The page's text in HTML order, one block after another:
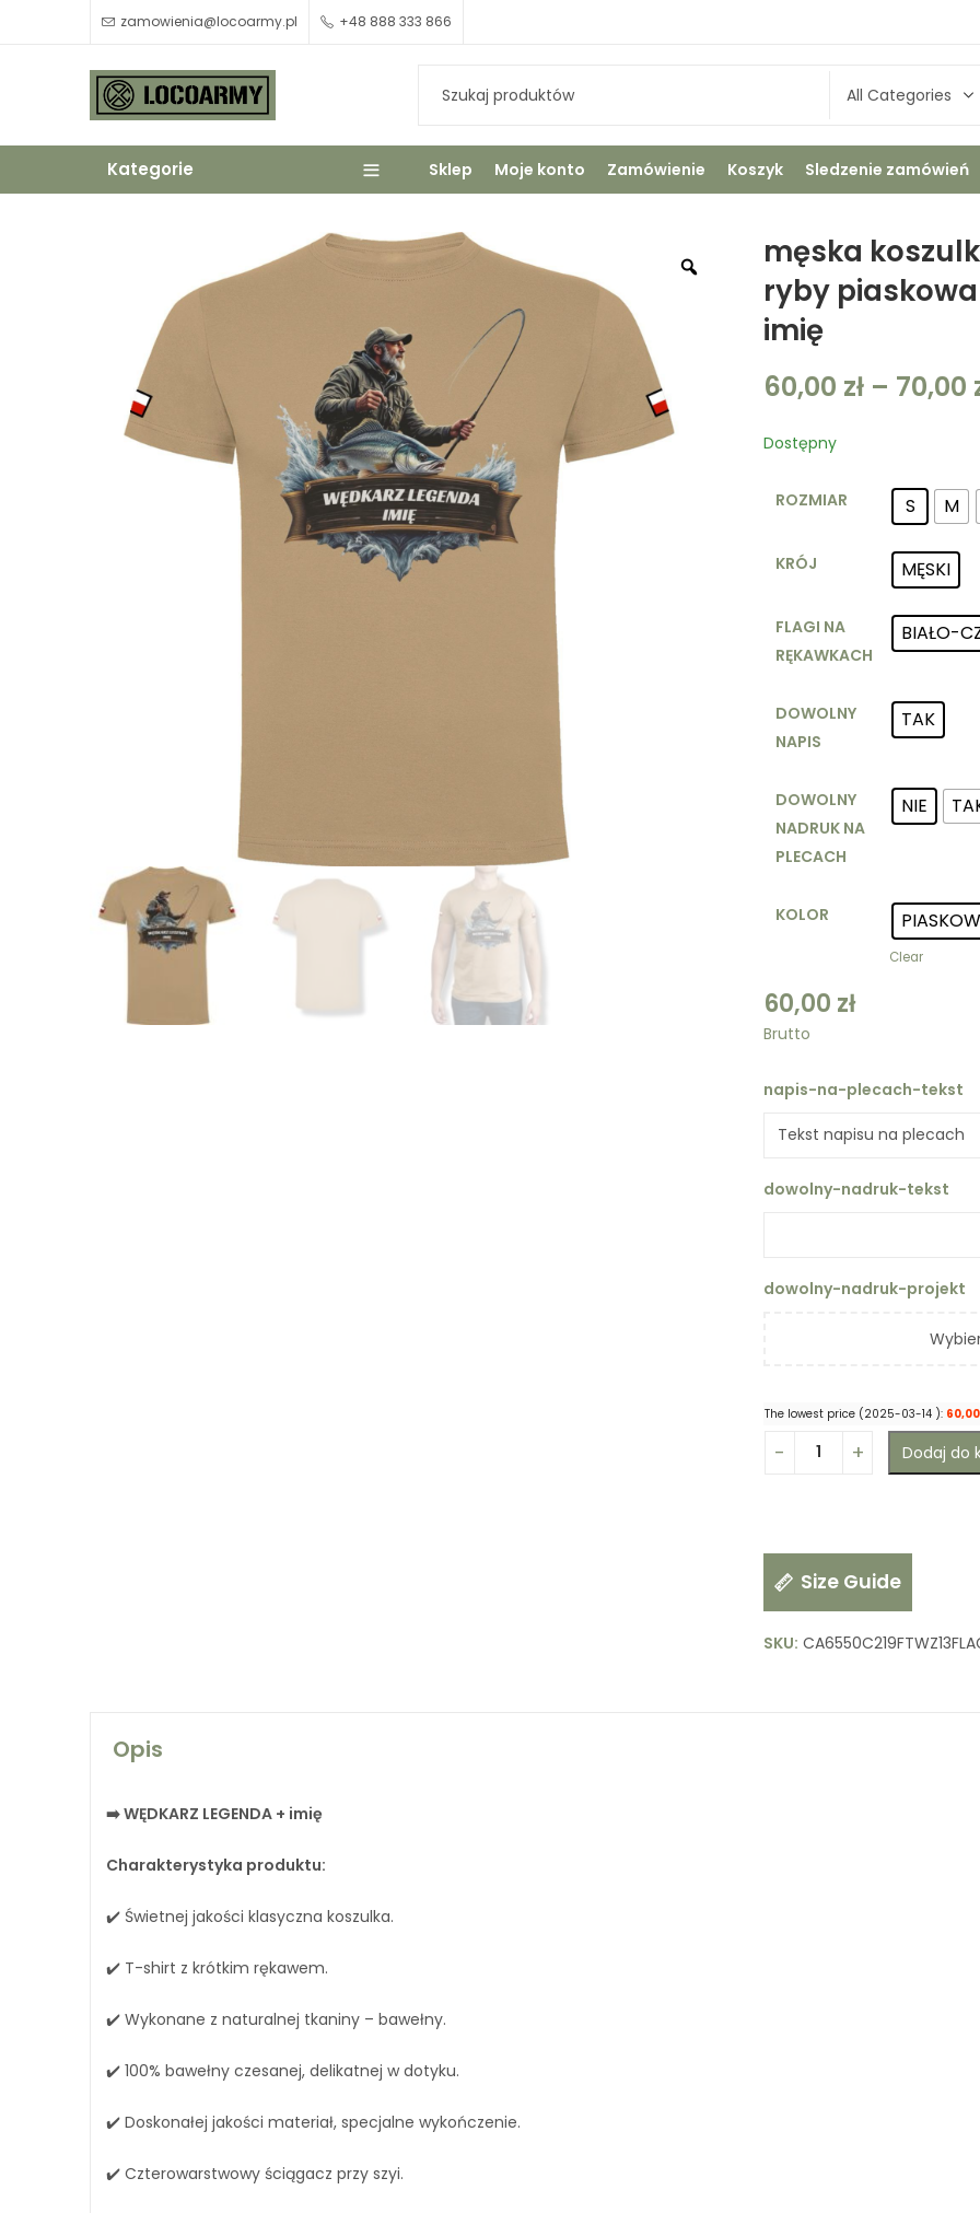
zamowienia@locoarmy.pl +48 888 333 866
Kategorie Sklep Moje konto Zamówienie Koszyk Sledzenie zamówień
męska
ryby piaskowa
imię
60,00 zł – 70,00
Dostępny
ROZMIAR S M
KRÓJ MĘSKI
FLAGI NA
RĘKAWKACH
BIAŁO-
DOWOLNY
NAPIS
TAK
DOWOLNY
NADRUK NA
PLECACH
NIE
KOLOR
Clear
60,00 zł
Brutto
napis-na-plecach-tekst
dowolny-nadruk-tekst
dowolny-nadruk-projekt
The lowest price (2025-03-14 ):
Dodaj do
Size Guide
SKU:
Opis
➡️ WĘDKARZ LEGENDA + imię
Charakterystyka produktu:
✔️ Świetnej jakości klasyczna koszulka.
✔️ T-shirt z krótkim rękawem.
✔️ Wykonane z naturalnej tkaniny – bawełny.
✔️ 100% bawełny czesanej, delikatnej w dotyku.
✔️ Doskonałej jakości materiał, specjalne wykończenie.
✔️ Czterowarstwowy ściągacz przy szyi.